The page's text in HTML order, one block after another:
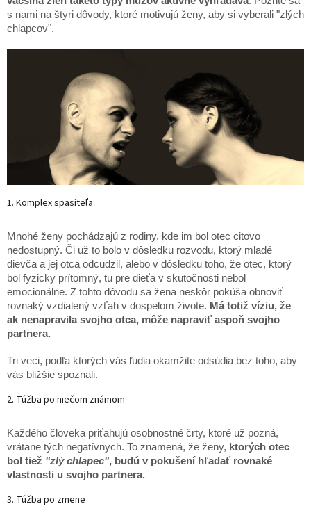
s nami na štyri dôvody, ktoré motivujú ženy, aby si vyberali "zlých
chlapcov".
1. Komplex spasiteľa
Mnohé ženy pochádzajú z rodiny, kde im bol otec citovo
nedostupný. Či už to bolo v dôsledku rozvodu, ktorý mladé
dievča a jej otca odcudzil, alebo v dôsledku toho, že otec, ktorý
bol fyzicky prítomný, tu pre dieťa v skutočnosti nebol
emocionálne. Z tohto dôvodu sa žena neskôr pokúša obnoviť
rovnaký vzdialený vzťah v dospelom živote. Má totiž víziu, že
ak nenapravila svojho otca, môže napraviť aspoň svojho
partnera.
Tri veci, podľa ktorých vás ľudia okamžite odsúdia bez toho, aby
vás bližšie spoznali.
2. Túžba po niečom známom
Každého človeka priťahujú osobnostné črty, ktoré už pozná,
vrátane tých negatívnych. To znamená, že ženy, ktorých otec
bol tiež "zlý chlapec", budú v pokušení hľadať rovnaké
vlastnosti u svojho partnera.
3. Túžba po zmene